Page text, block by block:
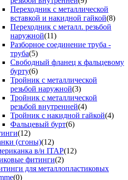
Переходник с металлической
вставкой и накидной гайкой(8)
Переходник с металл. резьбой
наружной(11)
Разборное соединение труба -
труба(5)
Свободный фланец к фальцевому
бурту(6)
Тройник с металлической
резьбой наружной(3)
Тройник с металлической
резьбой внутренней(4)
Тройник с накидной гайкой(4)
Фальцевый бурт(6)
(12)
(сгоны)(12)
в/н ITAP(12)
фитинги(2)
для металлопластиковых
(0)